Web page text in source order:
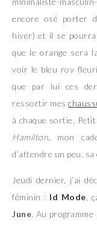
encore osé porter
hiver) et il se
que le orange sera
voir le bleu roy
que par lui ces
ressortir mes
à chaque sortie.
Hamilton , mon
d’attendre un peu,
Jeudi dernier, j’ai
féminin : Id Mode ,
June. Au programme